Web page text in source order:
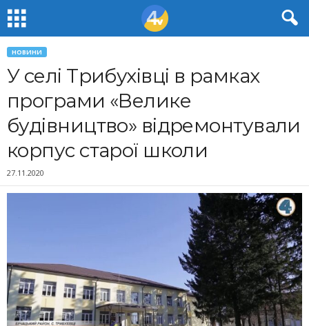
НОВИНИ
У селі Трибухівці в рамках
програми «Велике
будівництво» відремонтували
корпус старої школи
27.11.2020